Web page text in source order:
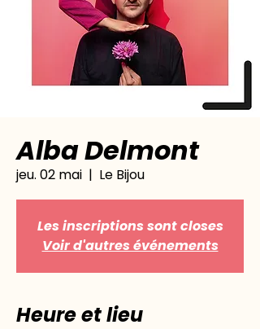
Alba Delmont
jeu. 02 mai
  |
Le Bijou
Les inscriptions sont closes
Voir d'autres événements
Heure et lieu